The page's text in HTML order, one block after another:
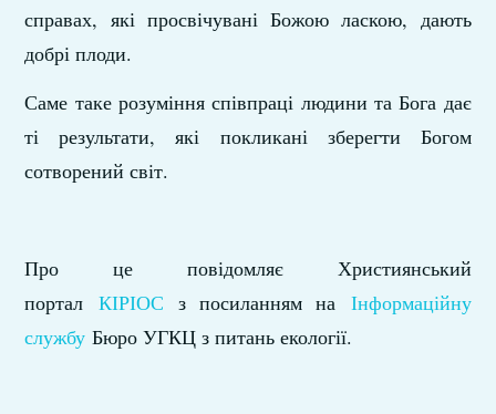
справах, які просвічувані Божою ласкою, дають
добрі плоди.
Саме таке розуміння співпраці людини та Бога дає
ті результати, які покликані зберегти Богом
сотворений світ.
Про це повідомляє Християнський
портал КІРІОС з посиланням на Інформаційну
службуБюро УГКЦ з питань екології.